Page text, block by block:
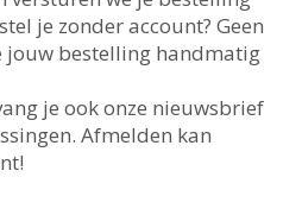
je zonder account? Geen
jouw bestelling handmatig
je ook onze nieuwsbrief
Afmelden kan